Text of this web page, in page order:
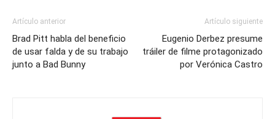
Artículo anterior
Brad Pitt habla del beneficio
de usar falda y de su trabajo
junto a Bad Bunny
Artículo siguiente
Eugenio Derbez presume
tráiler de filme protagonizado
por Verónica Castro